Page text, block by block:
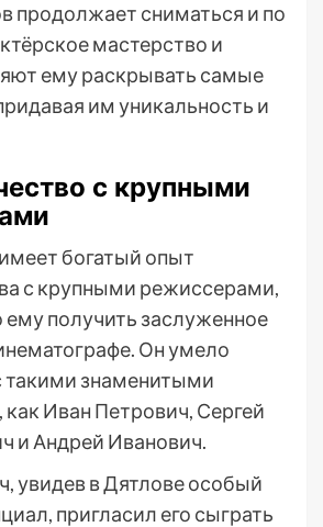
продолжает сниматься и по
мастерство и
ему раскрывать самые
им уникальность и
с крупными
богатый опыт
с крупными режиссерами,
ему получить заслуженное
Он умело
такими знаменитыми
Иван Петрович, Сергей
и Андрей Иванович.
увидев в Дятлове особый
пригласил его сыграть